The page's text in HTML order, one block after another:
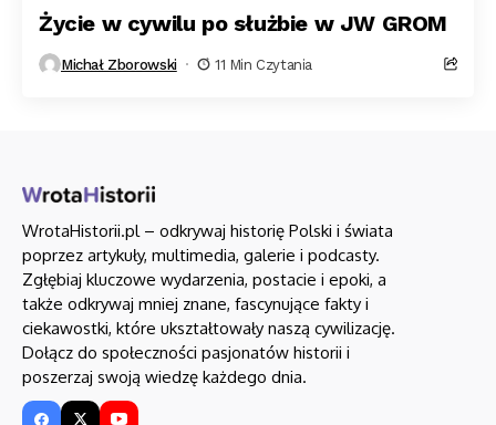
Życie w cywilu po służbie w JW GROM
Michał Zborowski 11 Min Czytania
WrotaHistorii.pl – odkrywaj historię Polski i świata
poprzez artykuły, multimedia, galerie i podcasty.
Zgłębiaj kluczowe wydarzenia, postacie i epoki, a
także odkrywaj mniej znane, fascynujące fakty i
ciekawostki, które ukształtowały naszą cywilizację.
Dołącz do społeczności pasjonatów historii i
poszerzaj swoją wiedzę każdego dnia.